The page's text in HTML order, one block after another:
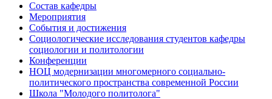
Состав кафедры
Мероприятия
События и достижения
Социологические исследования студентов кафедры
социологии и политологии
Конференции
НОЦ модернизации многомерного социально-
политического пространства современной России
Школа "Молодого политолога"